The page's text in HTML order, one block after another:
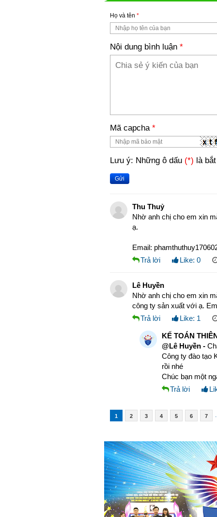
Họ và tên *
Nội dung bình luận *
Mã capcha *
Lưu ý: Những ô dấu (*) là
Gửi
Thu Thuỷ
Nhờ anh chị cho em xin
ạ.
Email:
Trả lời
Like: 0
Lê Huyền
Nhờ anh chị cho em xin
công ty sản xuất với ạ.
Trả lời
Like: 1
KẾ TOÁN
@Lê Huyền -
Công ty đào tạo
rồi nhé
Chúc bạn một
Trả lời
1 2 3 4 5 6 7